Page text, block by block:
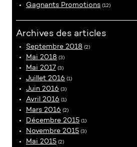
Gagnants Promotions(12)
Archives des articles
Septembre 2018 (2)
Mai 2018 (3)
Mai 2017 (3)
Juillet 2016 (1)
Juin 2016 (3)
Avril 2016 (1)
Mars 2016 (2)
Décembre 2015(1)
Novembre 2015(3)
Mai 2015(2)